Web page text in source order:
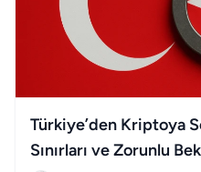
Türkiye’den Kriptoya
Sınırları ve Zorunlu